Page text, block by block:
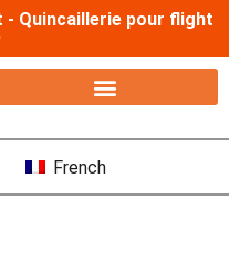
Quincaillerie pour flight
French